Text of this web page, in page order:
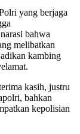
yang berjaga
bahwa
melibatkan
kambing
kasih, justru
bahkan
kepolisian